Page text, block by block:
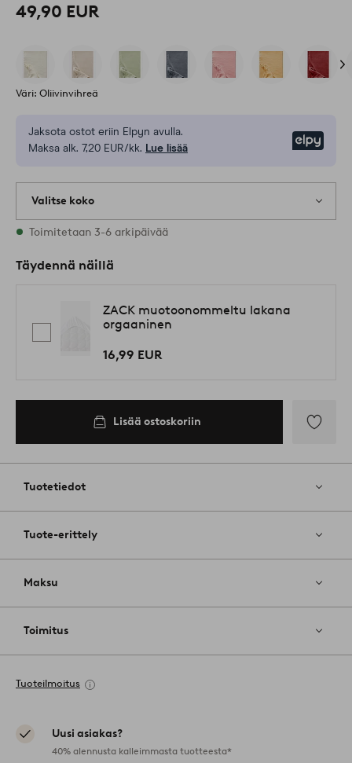
49,90 EUR
Väri: Oliivinvihreä
Jaksota ostot eriin Elpyn avulla.
Maksa alk. 7,20 EUR/kk. Lue lisää
Valitse koko
Varastossa on kaikkia kokoja
Toimitetaan 3-6 arkipäivää
Täydennä näillä
ZACK muotoonommeltu lakana
orgaaninen
16,99 EUR
Lisää ostoskoriin
Tuotetiedot
Tuote-erittely
Maksu
Toimitus
Tuoteilmoitus
Uusi asiakas?
40% alennusta kalleimmasta tuotteesta*